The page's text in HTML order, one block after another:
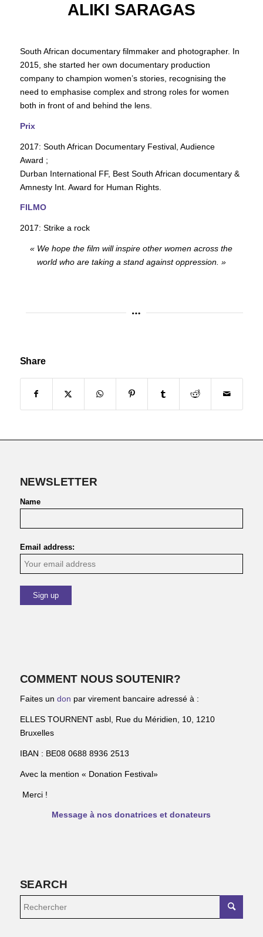
ALIKI SARAGAS
South African documentary filmmaker and photographer. In
2015, she started her own documentary production
company to champion women’s stories, recognising the
need to emphasise complex and strong roles for women
both in front of and behind the lens.
Prix
2017: South African Documentary Festival, Audience
Award ;
Durban International FF, Best South African documentary &
Amnesty Int. Award for Human Rights.
FILMO
2017: Strike a rock
« We hope the film will inspire other women across the
world who are taking a stand against oppression. »
Share
NEWSLETTER
Name
Email address:
COMMENT NOUS SOUTENIR?
Faites un don par virement bancaire adressé à :
ELLES TOURNENT asbl, Rue du Méridien, 10, 1210
Bruxelles
IBAN : BE08 0688 8936 2513
Avec la mention « Donation Festival»
Merci !
Message à nos donatrices et donateurs
SEARCH